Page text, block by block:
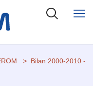
Bilan 2000-2010 -